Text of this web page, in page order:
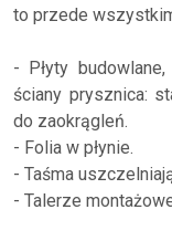
to przede
- Płyty
ściany prysznica:
do zaokrągleń.
- Folia w płynie.
- Taśma
- Talerze